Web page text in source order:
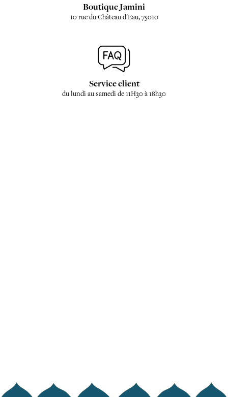
Boutique Jamini
10 rue du Château d'Eau, 75010
Service client
du lundi au samedi de 11H30 à 18h30